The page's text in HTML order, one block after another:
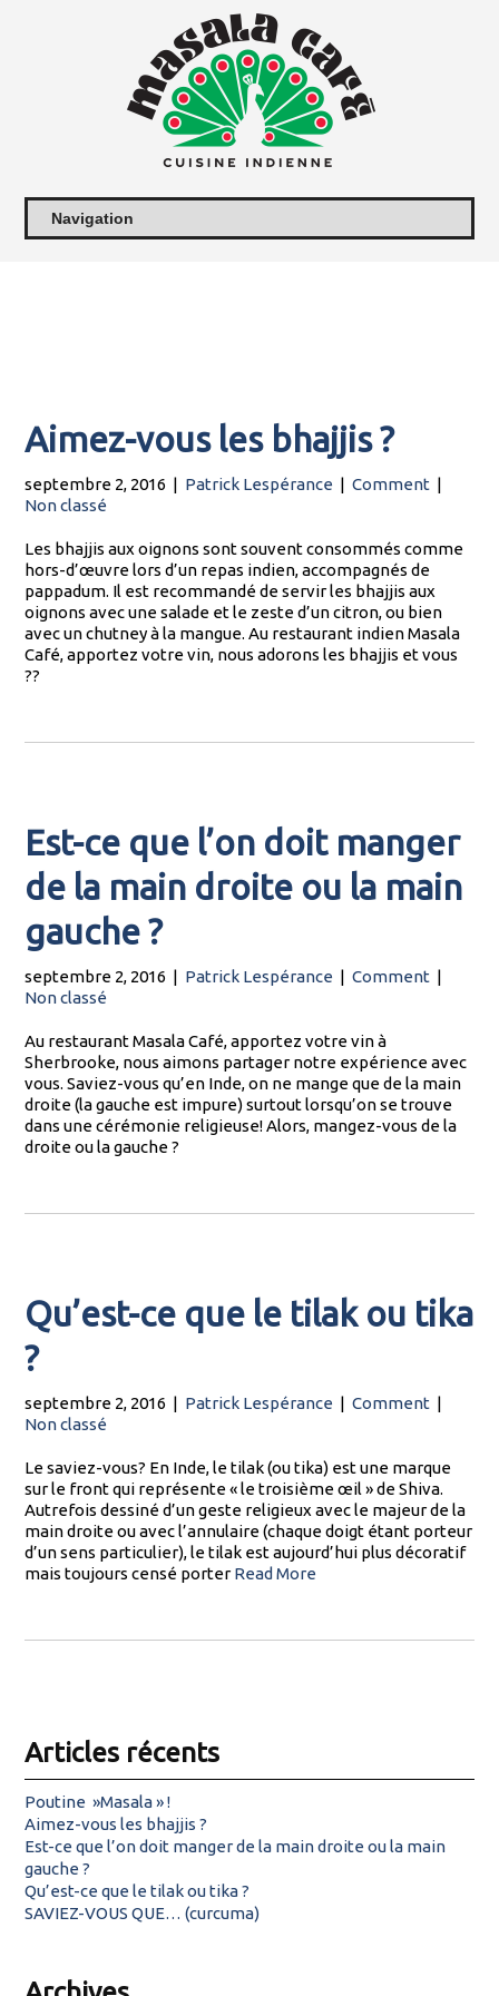
Aimez-vous les bhajjis ?
septembre 2, 2016 | Patrick Lespérance |Comment |
Non classé
Les bhajjis aux oignons sont souvent consommés comme
hors-d’œuvre lors d’un repas indien, accompagnés de
pappadum. Il est recommandé de servir les bhajjis aux
oignons avec une salade et le zeste d’un citron, ou bien
avec un chutney à la mangue. Au restaurant indien Masala
Café, apportez votre vin, nous adorons les bhajjis et vous
??
Est-ce que l’on doit manger
de la main droite ou la main
gauche ?
septembre 2, 2016 | Patrick Lespérance |Comment |
Non classé
Au restaurant Masala Café, apportez votre vin à
Sherbrooke, nous aimons partager notre expérience avec
vous. Saviez-vous qu’en Inde, on ne mange que de la main
droite (la gauche est impure) surtout lorsqu’on se trouve
dans une cérémonie religieuse! Alors, mangez-vous de la
droite ou la gauche ?
Qu’est-ce que le tilak ou tika
?
septembre 2, 2016 | Patrick Lespérance |Comment |
Non classé
Le saviez-vous? En Inde, le tilak (ou tika) est une marque
sur le front qui représente « le troisième œil » de Shiva.
Autrefois dessiné d’un geste religieux avec le majeur de la
main droite ou avec l’annulaire (chaque doigt étant porteur
d’un sens particulier), le tilak est aujourd’hui plus décoratif
mais toujours censé porter Read More
Articles récents
Poutine »Masala » !
Aimez-vous les bhajjis ?
Est-ce que l’on doit manger de la main droite ou la main
gauche ?
Qu’est-ce que le tilak ou tika ?
SAVIEZ-VOUS QUE… (curcuma)